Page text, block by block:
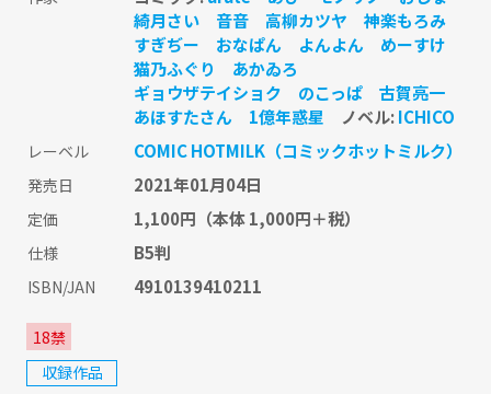
綺月さい
音音 高柳カツヤ
神楽もろみ
すぎぢー
おなぱん よんよん
めーすけ
猫乃ふぐり
あかゐろ
ギョウザテイショク
のこっぱ
古賀亮一
あほすたさん
1億年惑星 ノベル:ICHICO
レーベル COMIC HOTMILK（コミックホットミルク）
発売日 2021年01月04日
定価 1,100円 （本体 1,000円＋税）
仕様 B5判
ISBN/JAN 4910139410211
18禁
収録作品